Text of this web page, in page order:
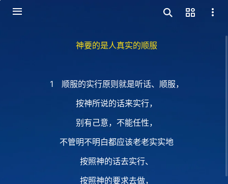
神要的是人真实的顺服
1 顺服的实行原则就是听话、顺服，
按神所说的话来实行，
别有己意，不能任性，
不管明不明白都应该老老实实地
按照神的话去实行、
按照神的要求去做，